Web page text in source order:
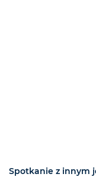
Spotkanie z innym